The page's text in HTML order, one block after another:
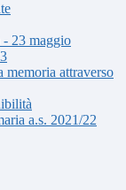
- 23 maggio
attraverso
a.s. 2021/22